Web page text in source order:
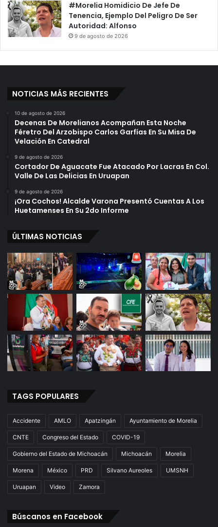
#Morelia Homidicio De Jefe De
Tenencia, Ejemplo Del Peligro De Ser
Autoridad: Alfonso
9 de agosto de 2026
NOTICIAS MÁS RECIENTES
10 de agosto de 2026
Decenas De Morelianos Acompañan Esta Noche
Féretro Del Arzobispo Carlos Garfías En Su Misa De
Velación En Catedral
9 de agosto de 2026
Cortador De Aguacate Fue Atacado Por Lacras En Col.
Valle De Las Delicias En Uruapan
9 de agosto de 2026
¡Ora Cochos! Alcalde Varona Presentó Cuentas A Los
Huetamenses En Su 2do Informe
ÚLTIMAS NOTICIAS
TAGS POPULARES
Accidente AMLO Apatzingán Ayuntamiento de Morelia
CNTE Congreso del Estado COVID-19
Gobierno del Estado de Michoacán Michoacán Morelia
Morena México PRD Silvano Aureoles UMSNH
Uruapan Video Zamora
Búscanos en Facebook